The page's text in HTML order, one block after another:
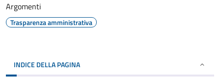
Argomenti
Trasparenza amministrativa
INDICE DELLA PAGINA